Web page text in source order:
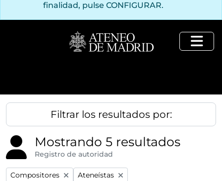
finalidad, pulse CONFIGURAR.
Filtrar los resultados por:
Mostrando 5 resultados
Registro de autoridad
Remove filter:
Compositores Remove filter:
Ateneístas